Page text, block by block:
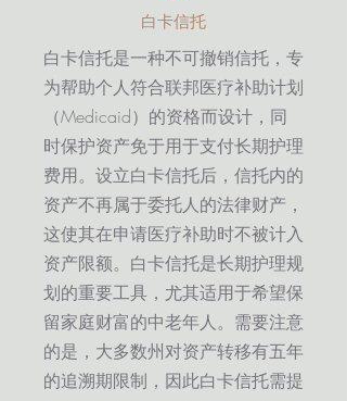
白卡信托
白卡信托是一种不可撤销信托，专
为帮助个人符合联邦医疗补助计划
（Medicaid）的资格而设计，同
时保护资产免于用于支付长期护理
费用。设立白卡信托后，信托内的
资产不再属于委托人的法律财产，
这使其在申请医疗补助时不被计入
资产限额。白卡信托是长期护理规
划的重要工具，尤其适用于希望保
留家庭财富的中老年人。需要注意
的是，大多数州对资产转移有五年
的追溯期限制，因此白卡信托需提